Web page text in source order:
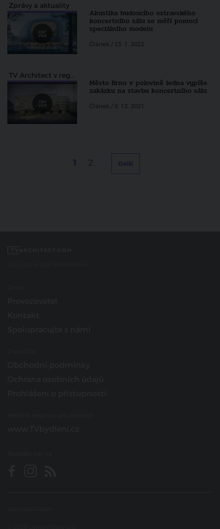
Zprávy a aktuality
Akustika budoucího ostravského
koncertního sálu se měří pomocí
speciálního modelu
Článek / 23. 1. 2022
TV Architect v regionech
Město Brno v polovině ledna vypíše
zakázku na stavbu koncertního sálu
Článek / 8. 12. 2021